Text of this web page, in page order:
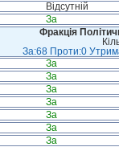
Відсутній
За
Фракція
За:68 Проти:0
За
За
За
За
За
За
За